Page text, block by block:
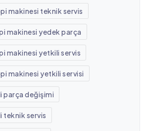
makinesi teknik servis
makinesi yedek parça
makinesi yetkili servis
makinesi yetkili servisi
parça değişimi
teknik servis